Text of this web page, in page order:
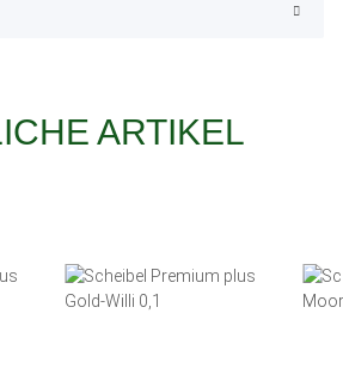
ARTIKEL